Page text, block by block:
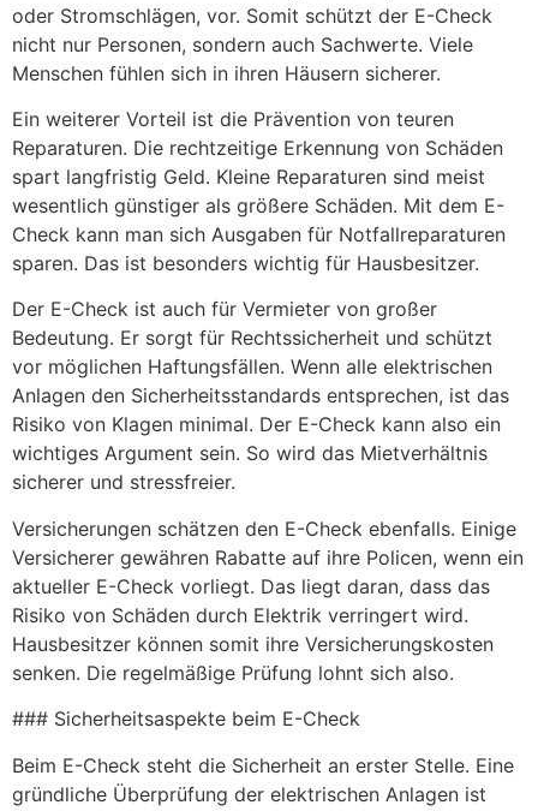
oder Stromschlägen, vor. Somit schützt der E-Check
nicht nur Personen, sondern auch Sachwerte. Viele
Menschen fühlen sich in ihren Häusern sicherer.
Ein weiterer Vorteil ist die Prävention von teuren
Reparaturen. Die rechtzeitige Erkennung von Schäden
spart langfristig Geld. Kleine Reparaturen sind meist
wesentlich günstiger als größere Schäden. Mit dem E-
Check kann man sich Ausgaben für Notfallreparaturen
sparen. Das ist besonders wichtig für Hausbesitzer.
Der E-Check ist auch für Vermieter von großer
Bedeutung. Er sorgt für Rechtssicherheit und schützt
vor möglichen Haftungsfällen. Wenn alle elektrischen
Anlagen den Sicherheitsstandards entsprechen, ist das
Risiko von Klagen minimal. Der E-Check kann also ein
wichtiges Argument sein. So wird das Mietverhältnis
sicherer und stressfreier.
Versicherungen schätzen den E-Check ebenfalls. Einige
Versicherer gewähren Rabatte auf ihre Policen, wenn ein
aktueller E-Check vorliegt. Das liegt daran, dass das
Risiko von Schäden durch Elektrik verringert wird.
Hausbesitzer können somit ihre Versicherungskosten
senken. Die regelmäßige Prüfung lohnt sich also.
### Sicherheitsaspekte beim E-Check
Beim E-Check steht die Sicherheit an erster Stelle. Eine
gründliche Überprüfung der elektrischen Anlagen ist